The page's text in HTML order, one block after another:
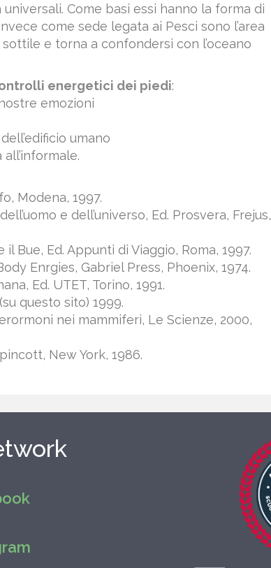
Come basi essi hanno la forma di
come sede legata ai Pesci sono l’area
e torna a confondersi con l’oceano
energetici dei piedi:
emozioni
umano
Modena, 1997.
e dell’universo, Ed. Prosvera, Frejus,
Bue, Ed. Appunti di Viaggio, Roma, 1997.
Enrgies, Gabriel Press, Phoenix, 1974.
Ed. UTET, Torino, 1991.
(su questo sito) 1999.
nei mammiferi, Le Scienze, 2000,
New York, 1986.